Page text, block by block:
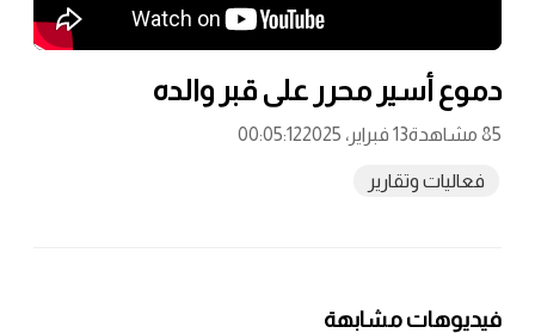
دموع أسير محرر على قبر والده
85 مشاهدة 13 فبراير، 2025 00:05:12
فعاليات وتقارير
فيديوهات مشابهة